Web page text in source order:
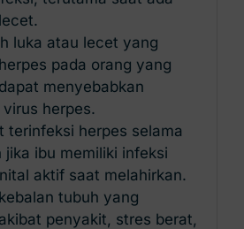
luka atau lecet yang
pada orang yang
menyebabkan
herpes.
terinfeksi herpes selama
jika ibu memiliki infeksi
aktif saat melahirkan.
tubuh yang
penyakit, stres berat,